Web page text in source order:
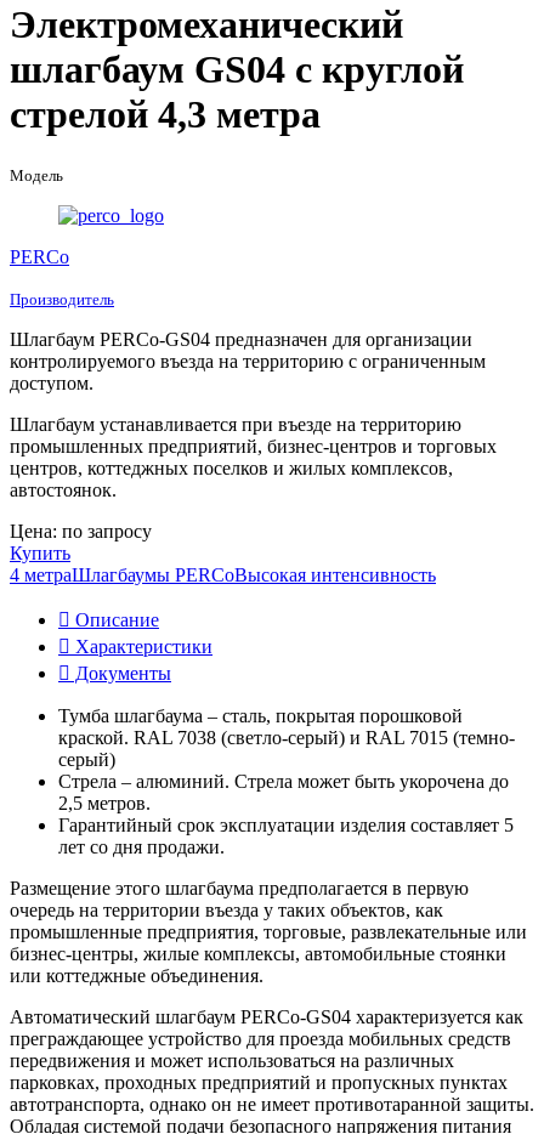
Электромеханический
шлагбаум GS04 с круглой
стрелой 4,3 метра
Модель
PERCo
Производитель
Шлагбаум PERCo-GS04 предназначен для организации
контролируемого въезда на территорию с ограниченным
доступом.
Шлагбаум устанавливается при въезде на территорию
промышленных предприятий, бизнес-центров и торговых
центров, коттеджных поселков и жилых комплексов,
автостоянок.
Цена: по запросу
Купить
4 метраШлагбаумы PERCoВысокая интенсивность
Описание
Характеристики
Документы
Тумба шлагбаума – сталь, покрытая порошковой
краской. RAL 7038 (светло-серый) и RAL 7015 (темно-
серый)
Стрела – алюминий. Стрела может быть укорочена до
2,5 метров.
Гарантийный срок эксплуатации изделия составляет 5
лет со дня продажи.
Размещение этого шлагбаума предполагается в первую
очередь на территории въезда у таких объектов, как
промышленные предприятия, торговые, развлекательные или
бизнес-центры, жилые комплексы, автомобильные стоянки
или коттеджные объединения.
Автоматический шлагбаум PERCo-GS04 характеризуется как
преграждающее устройство для проезда мобильных средств
передвижения и может использоваться на различных
парковках, проходных предприятий и пропускных пунктах
автотранспорта, однако он не имеет противотаранной защиты.
Обладая системой подачи безопасного напряжения питания